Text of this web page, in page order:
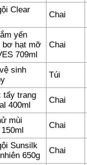
Clear
Chai
yến
bơ hạt mỡ
709ml
Chai
sinh
Túi
tẩy trang
400ml
Chai
mùi
Chai
Sunsilk
650g
Chai